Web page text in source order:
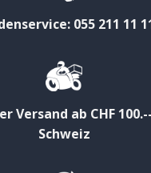
055 211 11
Versand ab CHF
Schweiz